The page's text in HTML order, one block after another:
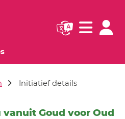
(huidige pagina)
Navigatie
Initiatief details
Goud voor Oud